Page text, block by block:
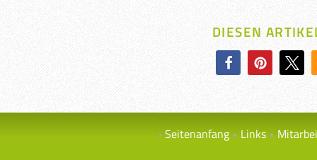
DIESEN
Seitenanfang Links